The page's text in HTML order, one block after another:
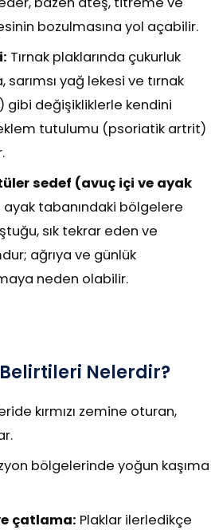
bozulmasına yol açabilir.
Tırnak plaklarında çukurluk
yağ lekesi ve tırnak
gibi değişikliklerle kendini
tutulumu (psoriatik artrit)
sedef (avuç içi ve ayak
ayak tabanındaki bölgelere
sık tekrar eden ve
ağrıya ve günlük
neden olabilir.
Nelerdir?
kırmızı zemine oturan,
bölgelerinde yoğun kaşıma
çatlama: Plaklar ilerledikçe